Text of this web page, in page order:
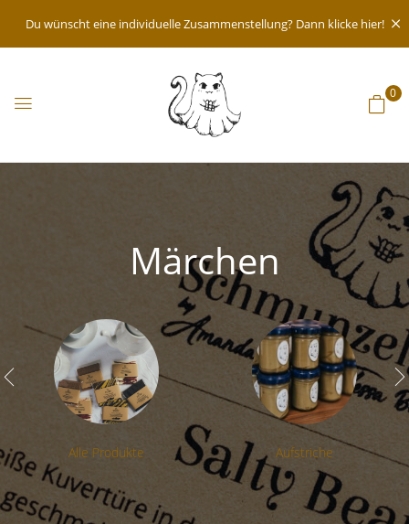
Du wünscht eine individuelle Zusammenstellung? Dann klicke hier!
0
Märchen
Alle Produkte Aufstriche